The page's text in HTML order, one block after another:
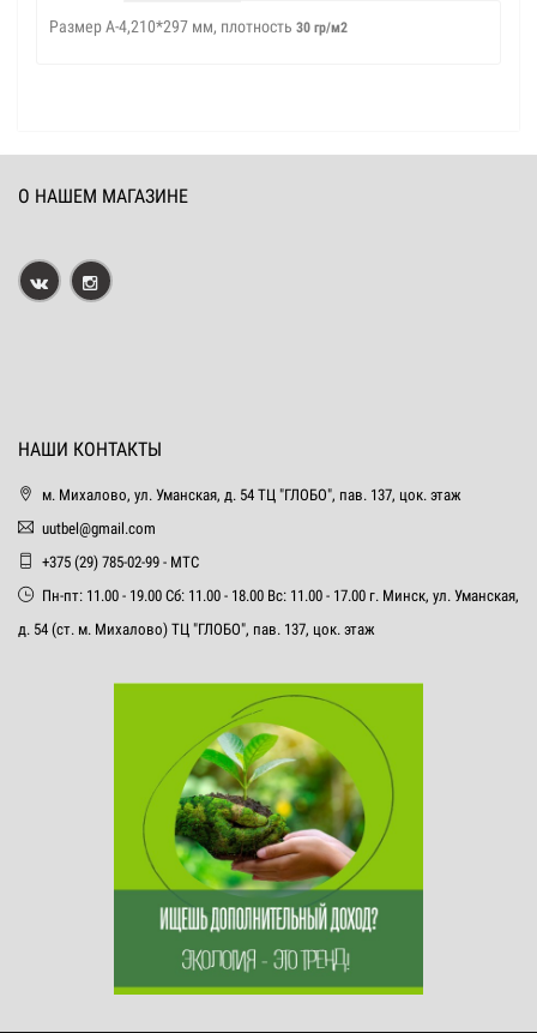
Размер А-4,210*297 мм, плотность 30 гр/м2
О НАШЕМ МАГАЗИНЕ
НАШИ КОНТАКТЫ
м. Михалово, ул. Уманская, д. 54 ТЦ "ГЛОБО", пав. 137, цок. этаж
uutbel@gmail.com
+375 (29) 785-02-99 - МТС
Пн-пт: 11.00 - 19.00 Сб: 11.00 - 18.00 Вс: 11.00 - 17.00 г. Минск, ул. Уманская,
д. 54 (ст. м. Михалово) ТЦ "ГЛОБО", пав. 137, цок. этаж